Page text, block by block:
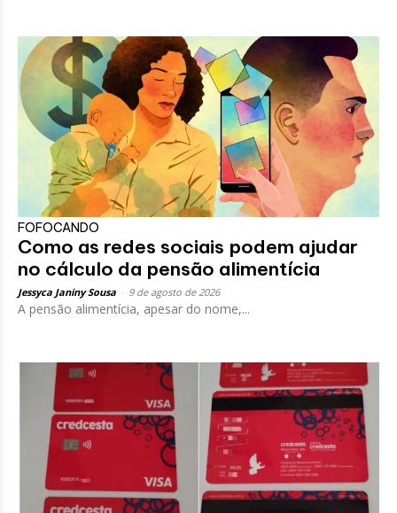
FOFOCANDO
Como as redes sociais podem ajudar
no cálculo da pensão alimentícia
Jessyca Janiny Sousa 9 de agosto de 2026
A pensão alimentícia, apesar do nome,...